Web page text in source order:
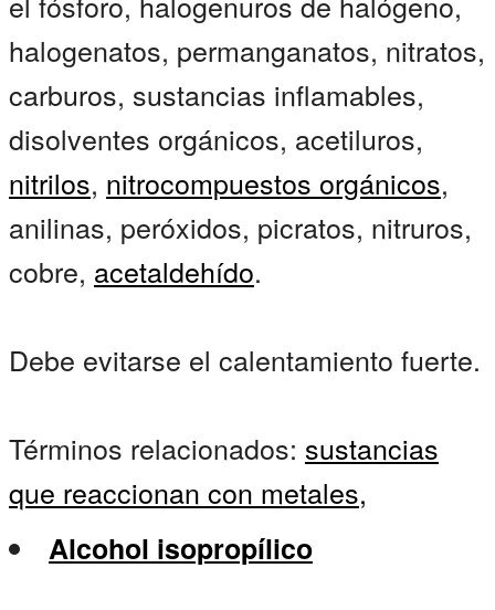
halogenatos, permanganatos, nitratos,
carburos, sustancias inflamables,
disolventes orgánicos, acetiluros,
nitrilos, nitrocompuestos orgánicos,
anilinas, peróxidos, picratos, nitruros,
cobre, acetaldehído.
Debe evitarse el calentamiento fuerte.
Términos relacionados: sustancias
que reaccionan con metales,
Alcohol isopropílico